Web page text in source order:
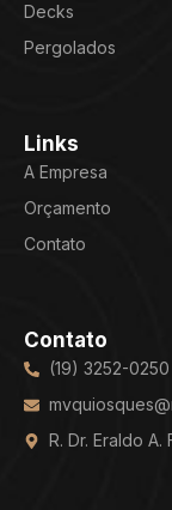
Decks
Pergolados
Links
A Empresa
Orçamento
Contato
Contato
(19) 3252-0250
R. Dr. Eraldo